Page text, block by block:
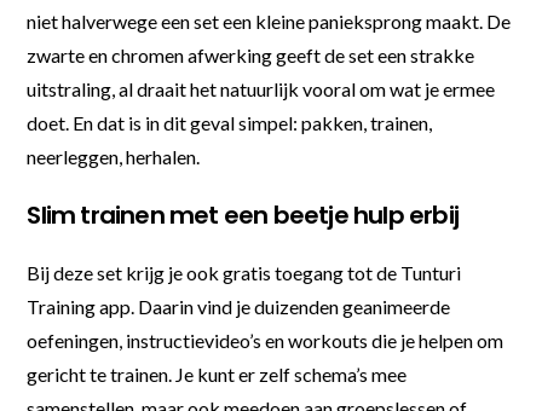
niet halverwege een set een kleine panieksprong maakt. De
zwarte en chromen afwerking geeft de set een strakke
uitstraling, al draait het natuurlijk vooral om wat je ermee
doet. En dat is in dit geval simpel: pakken, trainen,
neerleggen, herhalen.
Slim trainen met een beetje hulp erbij
Bij deze set krijg je ook gratis toegang tot de Tunturi
Training app. Daarin vind je duizenden geanimeerde
oefeningen, instructievideo’s en workouts die je helpen om
gericht te trainen. Je kunt er zelf schema’s mee